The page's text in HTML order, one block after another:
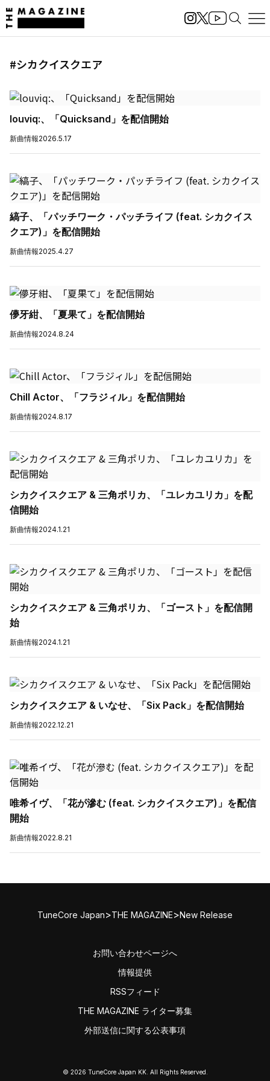
#シカクイスクエア
louviq:、「Quicksand」を配信開始
新曲情報2026.5.17
縞子、「パッチワーク・パッチライフ (feat. シカクイス
クエア)」を配信開始
新曲情報2025.4.27
儚牙紺、「夏果て」を配信開始
新曲情報2024.8.24
Chill Actor、「フラジィル」を配信開始
新曲情報2024.8.17
シカクイスクエア & 三角ポリカ、「ユレカユリカ」を配
信開始
新曲情報2024.1.21
シカクイスクエア & 三角ポリカ、「ゴースト」を配信開
始
新曲情報2024.1.21
シカクイスクエア & いなせ、「Six Pack」を配信開始
新曲情報2022.12.21
唯希イヴ、「花が滲む (feat. シカクイスクエア)」を配信
開始
新曲情報2022.8.21
TuneCore Japan>THE MAGAZINE>New Release
お問い合わせページへ
情報提供
RSSフィード
THE MAGAZINE ライター募集
外部送信に関する公表事項
© 2026 TuneCore Japan KK. All Rights Reserved.